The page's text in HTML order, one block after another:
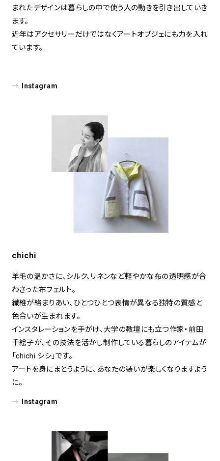
まれたデザインは暮らしの中で使う人の動きを引き出していき
ます。
近年はアクセサリーだけではなくアートオブジェにも力を入れ
ています。
Instagram
chichi
羊毛の温かさに、シルク、リネンなど軽やかな布の透明感が合
わさった布フェルト。
繊維が絡まりあい、ひとつひとつ表情が異なる独特の質感と
色合いが生まれます。
インスタレーションを手がけ、大学の教壇にも立つ作家・前田
千絵子が、その技法を活かし制作している暮らしのアイテムが
「chichi シシ」です。
アートを身にまとうように、あなたの装いが楽しくなりますよう
に。
Instagram